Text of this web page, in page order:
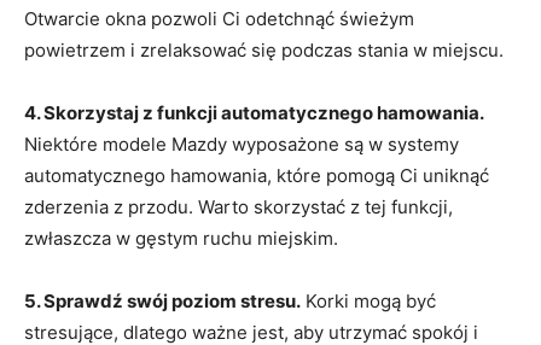
Otwarcie ​okna pozwoli Ci odetchnąć świeżym
powietrzem i zrelaksować się podczas stania w miejscu.
4. Skorzystaj z funkcji automatycznego⁢ hamowania.
Niektóre modele Mazdy wyposażone są w systemy
⁢automatycznego hamowania, które​ pomogą Ci uniknąć
zderzenia ⁤z przodu. Warto skorzystać ⁤z‍ tej ​funkcji,
zwłaszcza w gęstym ⁢ruchu miejskim.
5. ‍Sprawdź swój poziom stresu. Korki mogą być⁢
stresujące,‌ dlatego ważne jest, aby utrzymać spokój i